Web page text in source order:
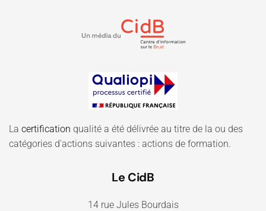
La certification qualité a été délivrée au titre de la ou des
catégories d'actions suivantes : actions de formation.
Le CidB
14 rue Jules Bourdais